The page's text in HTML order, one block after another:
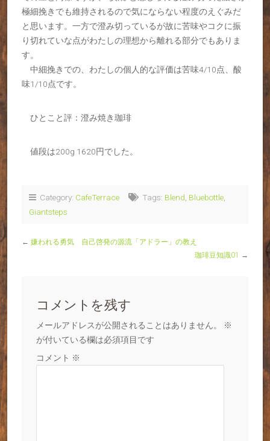
極細挽きでも維持されるので気にならない程度のえぐみだ
と思います。一方で澄み切っているが故に苦味やコクに振
り切れていな点がわたしの理想から離れる部分でもありま
す。
中細挽きでの、わたしの個人的な評価は苦味4/10点、酸
味1/10点です。
ひとこと評：澄み焼き珈琲
値段は200g 1620円でした。
Category: CafeTerrace Tags: Blend Bluebottle
Giantsteps
← 嫌われる勇気 自己啓発の源流「アドラー」の教え
珈琲豆知識01
→
コメントを残す
メールアドレスが公開されることはありません。
※
が付いている欄は必須項目です
コメント ※